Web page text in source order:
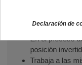
Agitar antes de
En el proceso
posición
Trabaja a las
Declaración de